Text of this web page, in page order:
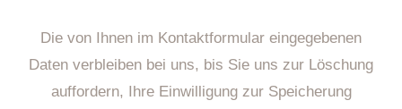
Die von Ihnen im Kontaktformular eingegebenen
Daten verbleiben bei uns, bis Sie uns zur Löschung
auffordern, Ihre Einwilligung zur Speicherung